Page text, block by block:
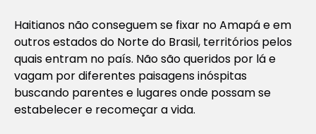
Haitianos não conseguem se fixar no Amapá e em
outros estados do Norte do Brasil, territórios pelos
quais entram no país. Não são queridos por lá e
vagam por diferentes paisagens inóspitas
buscando parentes e lugares onde possam se
estabelecer e recomeçar a vida.